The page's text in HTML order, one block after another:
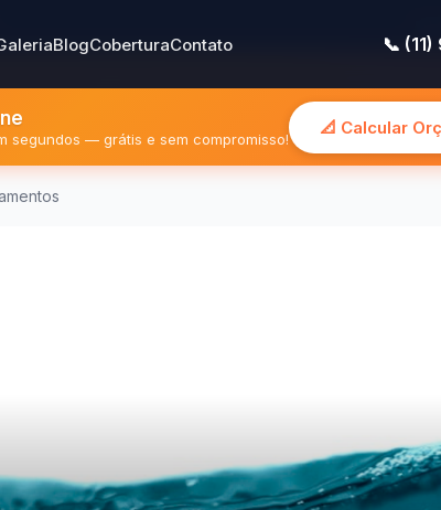
✉️
BlogCoberturaContato 📞
segundos — grátis e sem compromisso!
📐 Calcular